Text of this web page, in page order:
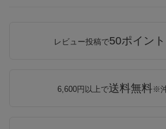
レビュー投稿で50ポイン
6,600円以上で送料無料※